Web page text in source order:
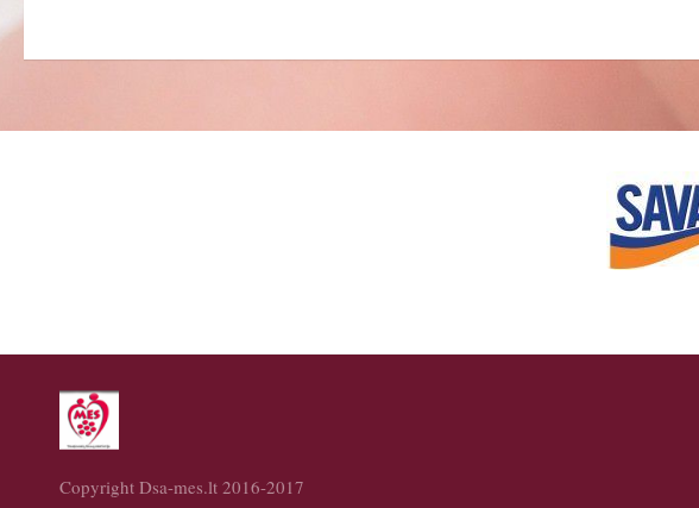
Copyright Dsa-mes.lt 2016-2017